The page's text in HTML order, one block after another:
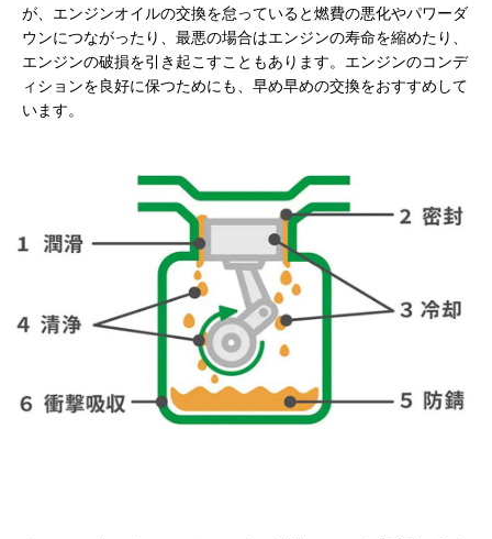
が、エンジンオイルの交換を怠っていると燃費の悪化やパワーダ
ウンにつながったり、最悪の場合はエンジンの寿命を縮めたり、
エンジンの破損を引き起こすこともあります。エンジンのコンデ
ィションを良好に保つためにも、早め早めの交換をおすすめして
います。